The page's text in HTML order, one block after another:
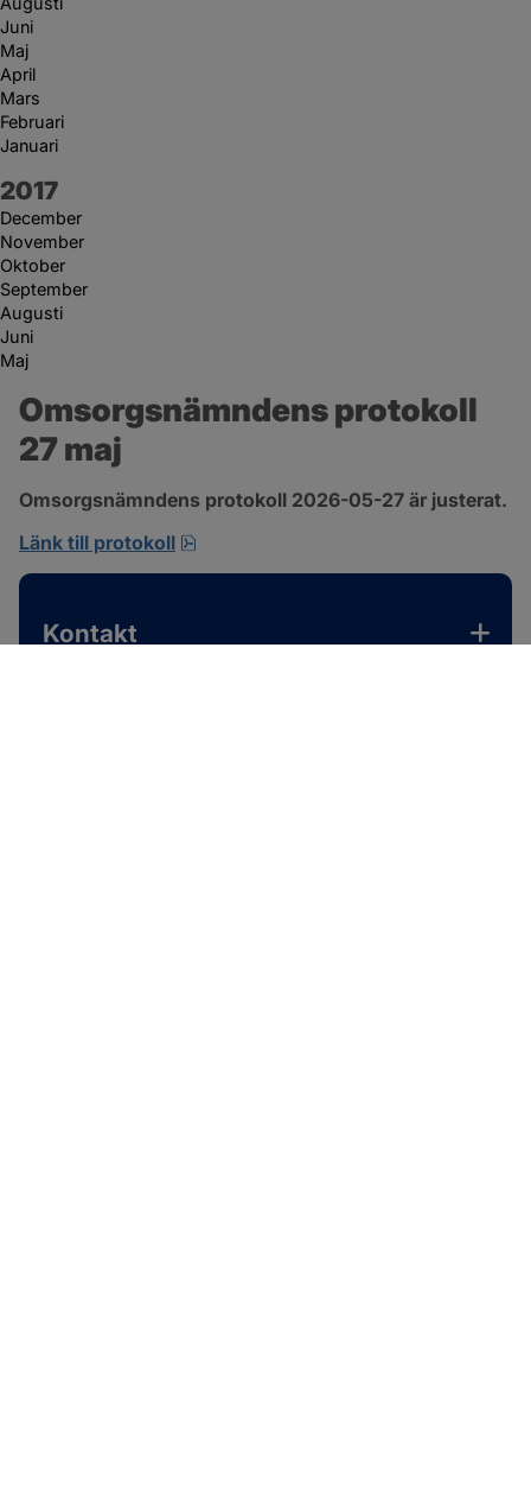
Juni
Maj
April
Mars
Februari
Januari
År:
2017
December
November
Oktober
September
Augusti
Juni
Maj
Omsorgsnämndens protokoll
27 maj
Omsorgsnämndens protokoll 2026-05-27 är justerat.
Länk till protokoll
Kontakt